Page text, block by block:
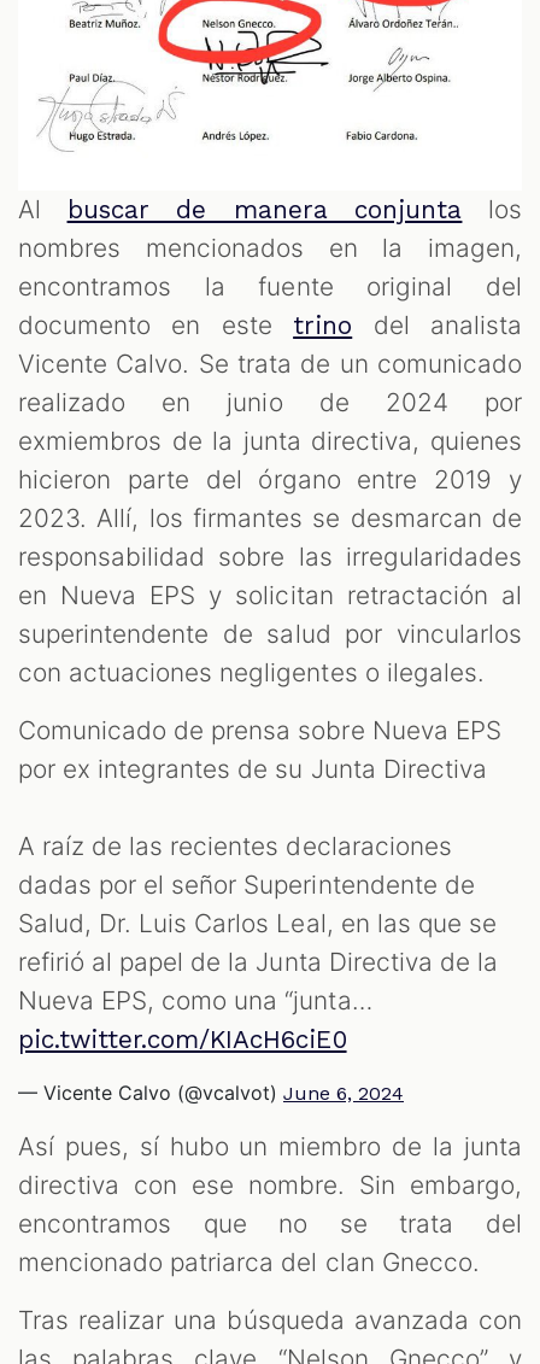
Al buscar de manera conjunta los
nombres mencionados en la imagen,
encontramos la fuente original del
documento en este trino del analista
Vicente Calvo. Se trata de un comunicado
realizado en junio de 2024 por
exmiembros de la junta directiva, quienes
hicieron parte del órgano entre 2019 y
2023. Allí, los firmantes se desmarcan de
responsabilidad sobre las irregularidades
en Nueva EPS y solicitan retractación al
superintendente de salud por vincularlos
con actuaciones negligentes o ilegales.
Comunicado de prensa sobre Nueva EPS
por ex integrantes de su Junta Directiva
A raíz de las recientes declaraciones
dadas por el señor Superintendente de
Salud, Dr. Luis Carlos Leal, en las que se
refirió al papel de la Junta Directiva de la
Nueva EPS, como una “junta…
pic.twitter.com/KIAcH6ciE0
— Vicente Calvo (@vcalvot) June 6, 2024
Así pues, sí hubo un miembro de la junta
directiva con ese nombre. Sin embargo,
encontramos que no se trata del
mencionado patriarca del clan Gnecco.
Tras realizar una búsqueda avanzada con